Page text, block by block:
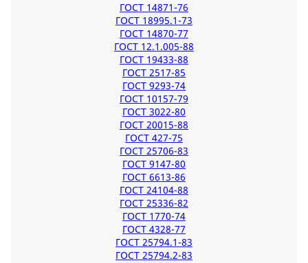
ГОСТ 14871-76
ГОСТ 18995.1-73
ГОСТ 14870-77
ГОСТ 12.1.005-88
ГОСТ 19433-88
ГОСТ 2517-85
ГОСТ 9293-74
ГОСТ 10157-79
ГОСТ 3022-80
ГОСТ 20015-88
ГОСТ 427-75
ГОСТ 25706-83
ГОСТ 9147-80
ГОСТ 6613-86
ГОСТ 24104-88
ГОСТ 25336-82
ГОСТ 1770-74
ГОСТ 4328-77
ГОСТ 25794.1-83
ГОСТ 25794.2-83